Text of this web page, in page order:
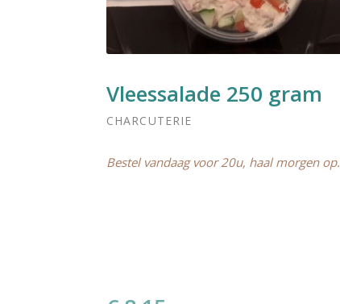
Vleessalade 250 gram
CHARCUTERIE
Bestel vandaag voor 20u, haal morgen op.